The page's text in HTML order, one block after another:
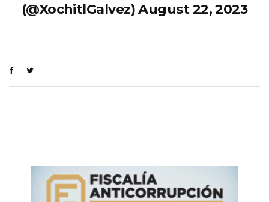
(@XochitlGalvez)August 22, 2023